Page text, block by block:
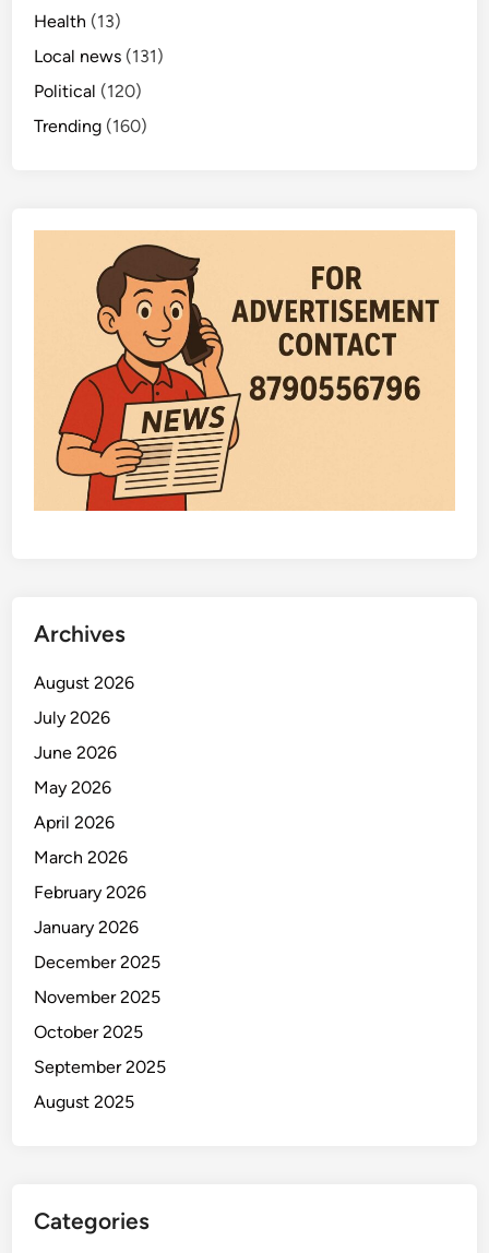
Health (13)
Local news (131)
Political (120)
Trending (160)
Archives
August 2026
July 2026
June 2026
May 2026
April 2026
March 2026
February 2026
January 2026
December 2025
November 2025
October 2025
September 2025
August 2025
Categories